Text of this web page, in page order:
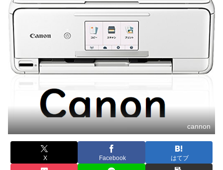
cannon
X Facebook はてブ